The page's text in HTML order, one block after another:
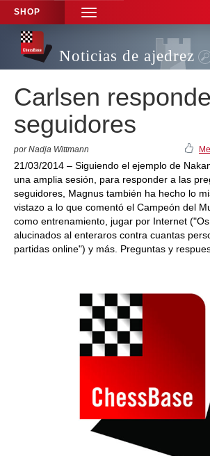
SHOP
TOGGLE
NAVIGATION
Noticias de ajedrez
Carlsen
seguidores
por Nadja Wittmann
21/03/2014 – Siguiendo el ejemplo de
una amplia sesión, para responder a las
seguidores, Magnus también ha hecho lo
vistazo a lo que comentó el Campeón del
como entrenamiento, jugar por Internet
alucinados al enteraros contra cuantas
partidas online") y más. Preguntas y